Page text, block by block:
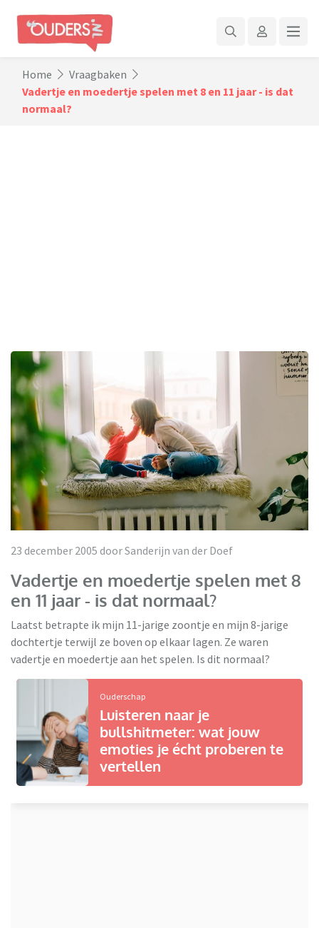
Home
Vraagbaken
Vadertje en moedertje spelen met 8 en 11 jaar - is dat
normaal?
23 december 2005 door Sanderijn van der Doef
Vadertje en moedertje spelen met 8
en 11 jaar - is dat normaal?
Laatst betrapte ik mijn 11-jarige zoontje en mijn 8-jarige
dochtertje terwijl ze boven op elkaar lagen. Ze waren
vadertje en moedertje aan het spelen. Is dit normaal?
Ouderschap
Luisteren naar je
bullshitmeter: wat jouw
emoties je écht proberen te
vertellen